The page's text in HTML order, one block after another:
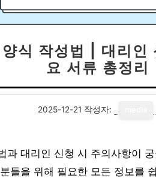
식 작성법 | 대리인
요 서류 총정리
2025-12-21 작성자:
과 대리인 신청 시 주의사항이
들을 위해 필요한 모든 정보를